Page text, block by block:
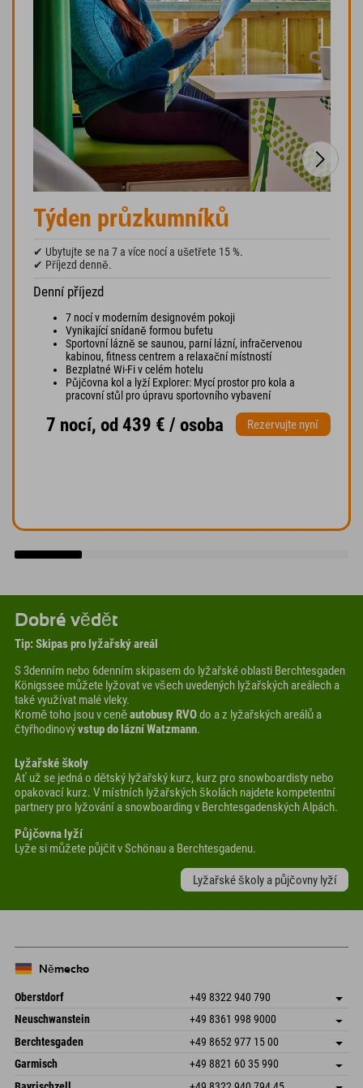
Týden průzkumníků
✔ Ubytujte se na 7 a více nocí a ušetřete 15 %.
✔ Příjezd denně.
Denní příjezd
7 nocí v moderním designovém pokoji
Vynikající snídaně formou bufetu
Sportovní lázně se saunou, parní lázní, infračervenou
kabinou, fitness centrem a relaxační místností
Bezplatné Wi-Fi v celém hotelu
Půjčovna kol a lyží Explorer: Mycí prostor pro kola a
pracovní stůl pro úpravu sportovního vybavení
7 nocí, od 439 € / osoba Rezervujte nyní
Dobré vědět
Tip: Skipas pro lyžařský areál
S 3denním nebo 6denním skipasem do lyžařské oblasti Berchtesgaden
Königssee můžete lyžovat ve všech uvedených lyžařských areálech a
také využívat malé vleky.
Kromě toho jsou v ceněautobusy RVOdo a z lyžařských areálů a
čtyřhodinovývstup do lázní Watzmann.
Lyžařské školy
Ať už se jedná o dětský lyžařský kurz, kurz pro snowboardisty nebo
opakovací kurz. V místních lyžařských školách najdete kompetentní
partnery pro lyžování a snowboarding v Berchtesgadenských Alpách.
Půjčovna lyží
Lyže si můžete půjčit v Schönau a Berchtesgadenu.
Lyžařské školy a půjčovny lyží
Německo
Oberstdorf +49 8322 940 790
An der Breitach 3
Německo
Uložit adresu
Objednat
Neuschwanstein +49 8361 998 9000
An der Riese 45
87484 Nesselwang im Allgäu
Německo
Uložit adresu
Objednat
Berchtesgaden +49 8652 977 15 00
Hofreitstr. 7
Německo
Uložit adresu
Objednat
Garmisch +49 8821 60 35 990
Frickenstraße 22
Uložit adresu